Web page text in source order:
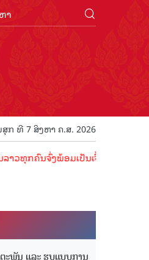
ກ ທີ 7 ສິງຫາ ຄ.ສ. 2026
ຄົນຈົ່ງພ້ອມເປັນເຈົ້າພາບທີ່ດີ ຕ້ອນຮັບ
ະພັນ ແລະ ຮູບແບບການ